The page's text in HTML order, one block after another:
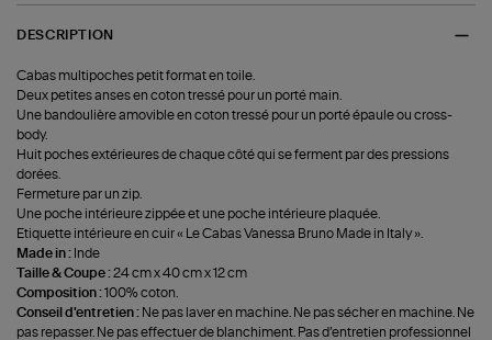
DESCRIPTION
Cabas multipoches petit format en toile.
Deux petites anses en coton tressé pour un porté main.
Une bandoulière amovible en coton tressé pour un porté épaule ou cross-
body.
Huit poches extérieures de chaque côté qui se ferment par des pressions
dorées.
Fermeture par un zip.
Une poche intérieure zippée et une poche intérieure plaquée.
Etiquette intérieure en cuir « Le Cabas Vanessa Bruno Made in Italy ».
Made in : Inde
Taille & Coupe :24 cm x 40 cm x 12 cm
Composition :100% coton.
Conseil d'entretien : Ne pas laver en machine. Ne pas sécher en machine. Ne
pas repasser. Ne pas effectuer de blanchiment. Pas d’entretien professionnel